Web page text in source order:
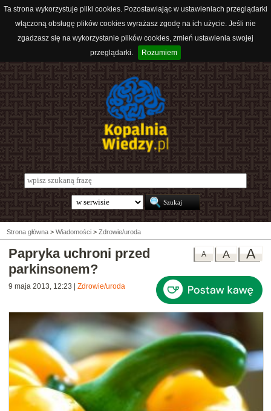
Ta strona wykorzystuje pliki cookies. Pozostawiając w ustawieniach przeglądarki
włączoną obsługę plików cookies wyrażasz zgodę na ich użycie. Jeśli nie
zgadzasz się na wykorzystanie plików cookies, zmień ustawienia swojej
przeglądarki.
Rozumiem
Strona główna > Wiadomości > Zdrowie/uroda
A
A
A
Papryka uchroni przed
parkinsonem?
9 maja 2013, 12:23 Zdrowie/uroda